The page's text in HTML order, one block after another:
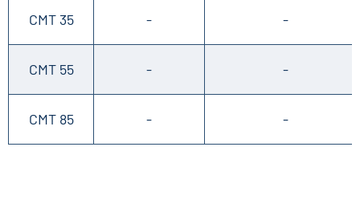
CMT 35 - -
CMT 55 - -
CMT 85 - -